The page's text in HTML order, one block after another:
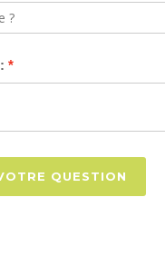
QUESTION